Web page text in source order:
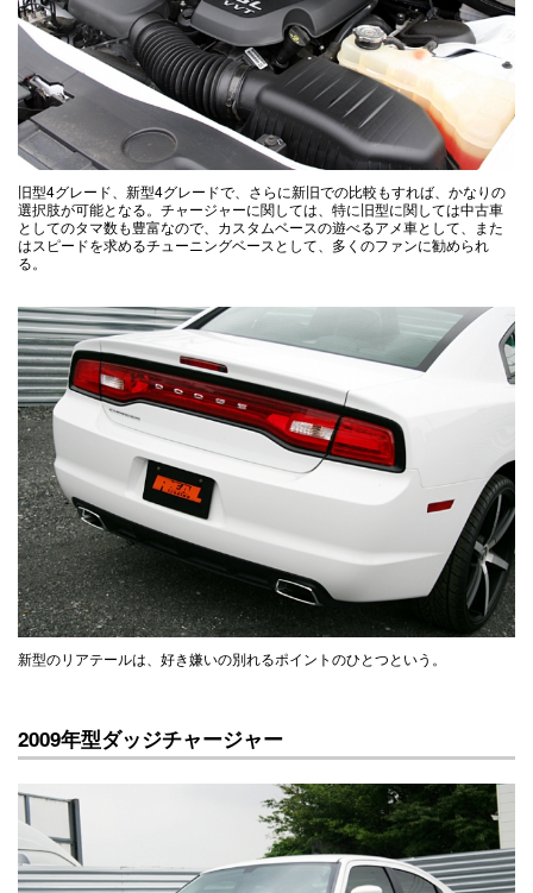
旧型4グレード、新型4グレードで、さらに新旧での比較もすれば、かなりの
選択肢が可能となる。チャージャーに関しては、特に旧型に関しては中古車
としてのタマ数も豊富なので、カスタムベースの遊べるアメ車として、また
はスピードを求めるチューニングベースとして、多くのファンに勧められ
る。
新型のリアテールは、好き嫌いの別れるポイントのひとつという。
2009年型ダッジチャージャー